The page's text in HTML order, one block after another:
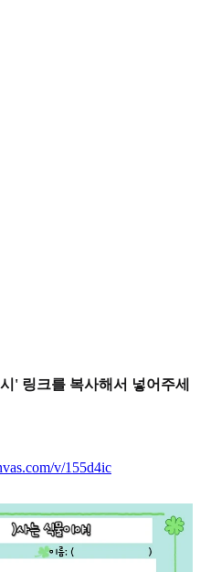
' 링크를 복사해서 넣어주세
v/155d4ic